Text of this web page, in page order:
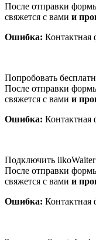
После отправки
свяжется с вами и
Ошибка: Контактная
Попробовать
После отправки
свяжется с вами и
Ошибка: Контактная
Подключить iikoWaiter
После отправки
свяжется с вами и
Ошибка: Контактная